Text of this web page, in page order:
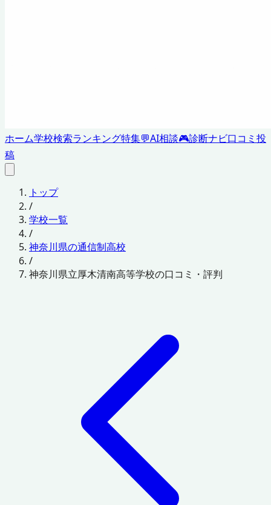
ホーム学校検索ランキング特集💬AI相談🎮診断ナビ口コミ投
稿
トップ
/
学校一覧
/
神奈川県の通信制高校
/
神奈川県立厚木清南高等学校の口コミ・評判